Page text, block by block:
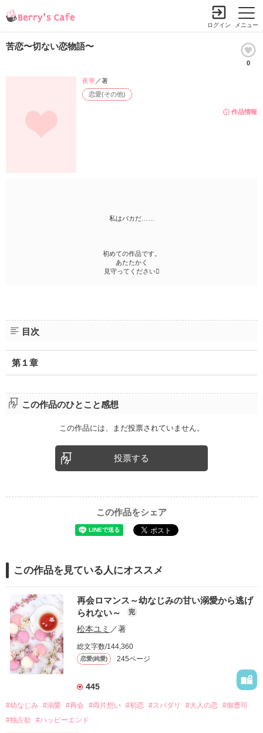
メニュー
ログイン
苦恋〜切ない恋物語〜
0
作品情報
恋愛(その他)
夜華／著
私はバカだ……
初めての作品です。
あたたかく
見守ってください
目次
第１章
この作品のひとこと感想
この作品には、まだ投票されていません。
投票する
この作品をシェア
この作品を見ている人にオススメ
再会ロマンス～幼なじみの甘い溺愛から逃げ
られない～
完
松本ユミ ／著
総文字数/144,360
恋愛(純愛) 245ページ
445
#幼なじみ #溺愛 #再会 #両片想い #初恋 #スパダリ #大人の恋 #御曹司
#独占欲
#ハッピーエンド